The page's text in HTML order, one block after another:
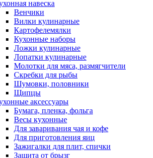
навеска
Венчики
Вилки кулинарные
Картофелемялки
Кухонные наборы
Ложки кулинарные
Лопатки кулинарные
Молотки для мяса, размягчители
Скребки для рыбы
Шумовки, половники
Щипцы
аксессуары
Бумага, пленка, фольга
Весы кухонные
Для заваривания чая и кофе
Для приготовления яиц
Зажигалки для плит, спички
Защита от брызг